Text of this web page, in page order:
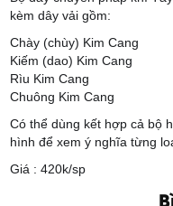
kèm dây vải gồm:
Chày (chùy) Kim Cang
Kiếm (dao) Kim Cang
Rìu Kim Cang
Chuông Kim Cang
Có thể dùng kết hợp cả bộ
hình để xem ý nghĩa từng
Giá : 420k/sp